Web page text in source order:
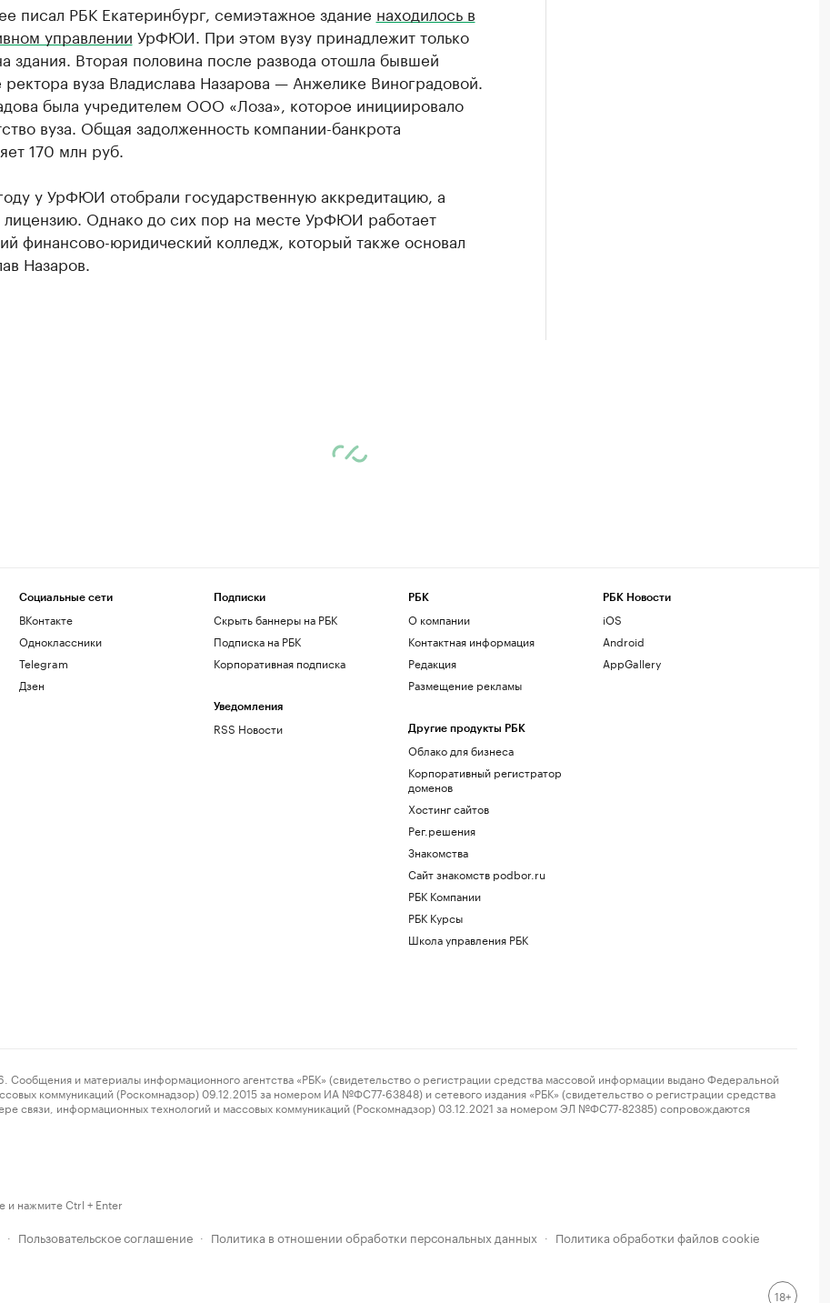
писал РБК Екатеринбург, семиэтажное здание находилось в
управлении УрФЮИ. При этом вузу принадлежит только
здания. Вторая половина после развода отошла бывшей
ректора вуза Владислава Назарова — Анжелике Виноградовой.
была учредителем ООО «Лоза», которое инициировало
вуза. Общая задолженность компании-банкрота
170 млн руб.
у УрФЮИ отобрали государственную аккредитацию, а
лицензию. Однако до сих пор на месте УрФЮИ работает
финансово-юридический колледж, который также основал
Назаров.
Социальные сети
ВКонтакте
Одноклассники
Telegram
Дзен
Подписки
Скрыть баннеры на РБК
Подписка на РБК
Корпоративная подписка
Уведомления
RSS Новости
РБК
О компании
Контактная информация
Редакция
Размещение рекламы
Другие продукты РБК
Облако для бизнеса
Корпоративный регистратор
доменов
Хостинг сайтов
Рег.решения
Знакомства
Сайт знакомств podbor.ru
РБК Компании
РБК Курсы
Школа управления РБК
РБК Новости
iOS
Android
AppGallery
и материалы информационного агентства «РБК» (свидетельство о регистрации средства массовой информации выдано Федеральной
коммуникаций (Роскомнадзор) 09.12.2015 за номером ИА №ФС77-63848) и сетевого издания «РБК» (свидетельство о регистрации средства
связи, информационных технологий и массовых коммуникаций (Роскомнадзор) 03.12.2021 за номером ЭЛ №ФС77-82385) сопровождаются
и нажмите Ctrl + Enter
· Пользовательское соглашение · Политика в отношении обработки персональных данных · Политика обработки файлов cookie
18+